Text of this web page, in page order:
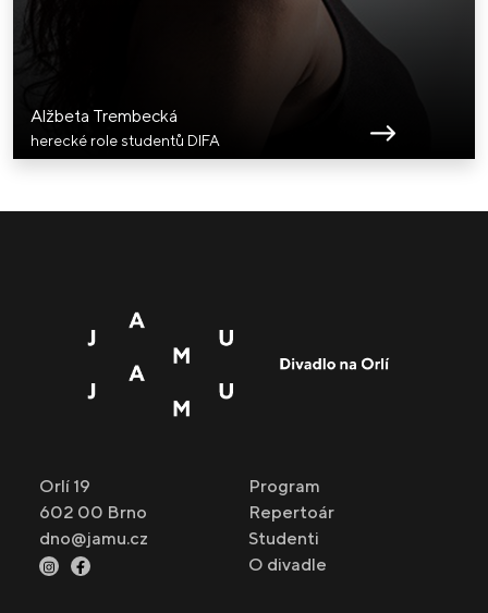
Alžbeta Trembecká
herecké role studentů DIFA
Orlí 19
602 00 Brno
dno@jamu.cz
Program
Repertoár
Studenti
O divadle